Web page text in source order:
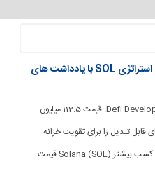
Defi Development Corp. استراتژی SOL با یادداشت های
[ad_1] Defi Development Corp. قیمت 112.5 میلیون
قابل تبدیل را برای تقویت خزانه
داری شرکت ، از جمله کسب بیشتر Solana (SOL) قیمت